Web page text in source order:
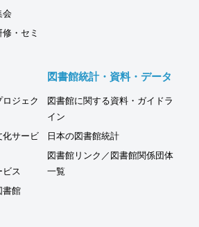
会
・セミ
ジェク
化サービ
ス
書館
図書館統計・資料・データ
図書館に関する資料・ガイドラ
イン
日本の図書館統計
図書館リンク／図書館関係団体
一覧